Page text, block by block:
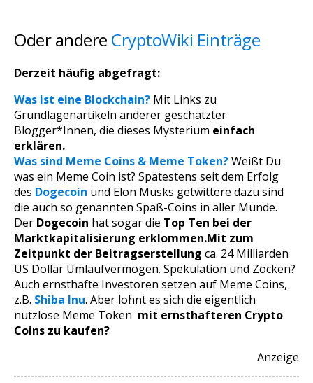
Oder andere CryptoWiki Einträge
Derzeit häufig abgefragt:
Was ist eine Blockchain? Mit Links zu
Grundlagenartikeln anderer geschätzter
Blogger*Innen, die dieses Mysterium einfach
erklären.
Was sind Meme Coins & Meme Token?Weißt Du
was ein Meme Coin ist? Spätestens seit dem Erfolg
des Dogecoin und Elon Musks getwittere dazu sind
die auch so genannten Spaß-Coins in aller Munde.
Der Dogecoin hat sogar die Top Ten bei der
Marktkapitalisierung erklommen.Mit zum
Zeitpunkt der Beitragserstellung ca. 24 Milliarden
US Dollar Umlaufvermögen. Spekulation und Zocken?
Auch ernsthafte Investoren setzen auf Meme Coins,
z.B. Shiba Inu. Aber lohnt es sich die eigentlich
nutzlose Meme Token mit ernsthafteren Crypto
Coins zu kaufen?
Anzeige